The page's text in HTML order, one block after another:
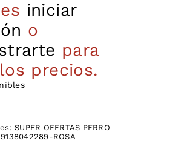
iniciar
o
para
precios.
SUPER OFERTAS PERRO
ROSA